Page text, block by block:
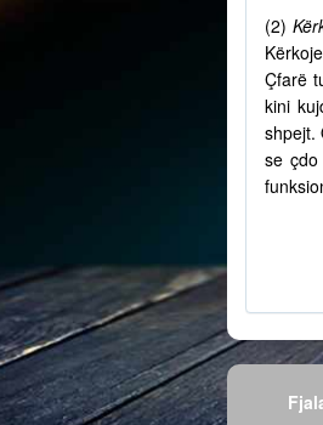
(2)
Çfarë
kini
shpejt.
se